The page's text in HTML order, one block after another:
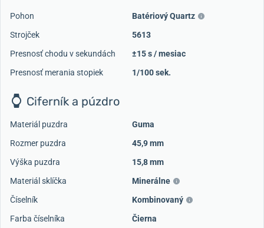
Pohon
Batériový Quartz
Strojček
5613
Presnosť chodu v sekundách
±15 s / mesiac
Presnosť merania stopiek
1/100 sek.
Ciferník a púzdro
Materiál puzdra
Guma
Rozmer puzdra
45,9 mm
Výška puzdra
15,8 mm
Materiál sklíčka
Minerálne
Číselník
Kombinovaný
Farba číselníka
Čierna